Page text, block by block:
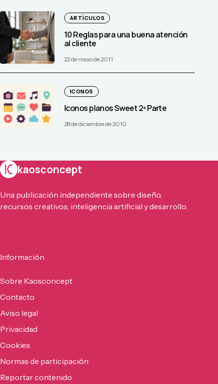
ARTÍCULOS
10 Reglas para una buena atención
al cliente
22 de mayo de 2011
ICONOS
Iconos planos Sweet 2ª Parte
28 de diciembre de 2010
kaosconcept
Una publicación independiente sobre diseño,
recursos creativos, inteligencia artificial y desarrollo.
Información
Sobre Kaosconcept
Contacto
Aviso legal
Privacidad
Cookies
Normas de participación
Reportar contenido